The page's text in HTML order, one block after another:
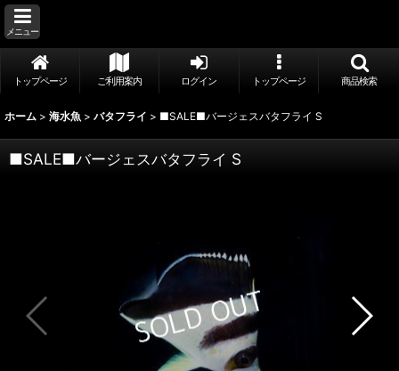
メニュー
トップページ ご利用案内 ログイン トップページ 商品検索
ホーム > 海水魚 > バタフライ > ■SALE■バージェスバタフライ S
■SALE■バージェスバタフライ S